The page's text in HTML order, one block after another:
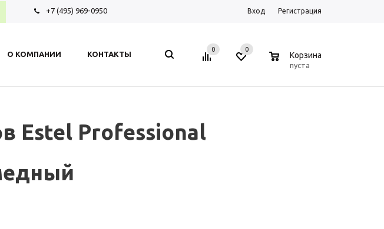
+7 (495) 969-0950 Вход Регистрация
О КОМПАНИИ КОНТАКТЫ
0 0
Корзина
пуста
Estel Professional